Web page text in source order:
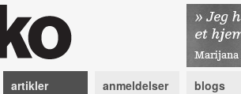
artikler anmeldelser blogs